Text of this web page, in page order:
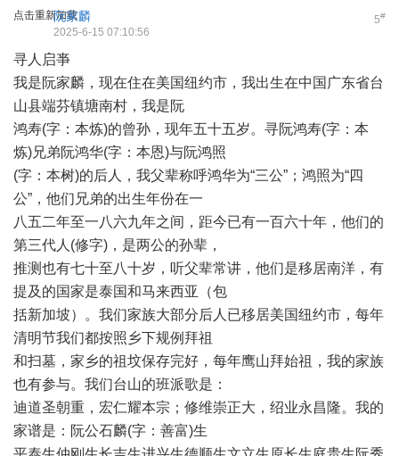
点击重新加载 5#
阮家麟
2025-6-15 07:10:56
寻人启亊
我是阮家麟，现在住在美国纽约市，我出生在中国广东省台
山县端芬镇塘南村，我是阮
鸿寿(字：本炼)的曾孙，现年五十五岁。寻阮鸿寿(字：本
炼)兄弟阮鸿华(字：本恩)与阮鸿照
(字：本树)的后人，我父辈称呼鸿华为“三公”；鸿照为“四
公”，他们兄弟的出生年份在一
八五二年至一八六九年之间，距今已有一百六十年，他们的
第三代人(修字)，是两公的孙辈，
推测也有七十至八十岁，听父辈常讲，他们是移居南洋，有
提及的国家是泰国和马来西亚（包
括新加坡）。我们家族大部分后人已移居美国纽约市，每年
清明节我们都按照乡下规例拜祖
和扫墓，家乡的祖坟保存完好，每年鹰山拜始祖，我的家族
也有参与。我们台山的班派歌是：
迪道圣朝重，宏仁耀本宗；修维崇正大，绍业永昌隆。我的
家谱是：阮公石麟(字：善富)生